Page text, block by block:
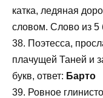
катка, ледяная
словом. Слово из 5
38. Поэтесса,
плачущей Таней и
букв, ответ: Барто
39. Ровное